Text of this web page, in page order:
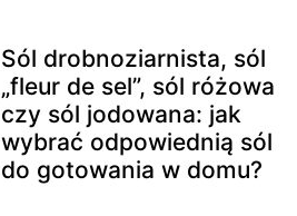
Sól drobnoziarnista, sól
„fleur de sel”, sól różowa
czy sól jodowana: jak
wybrać odpowiednią sól
do gotowania w domu?